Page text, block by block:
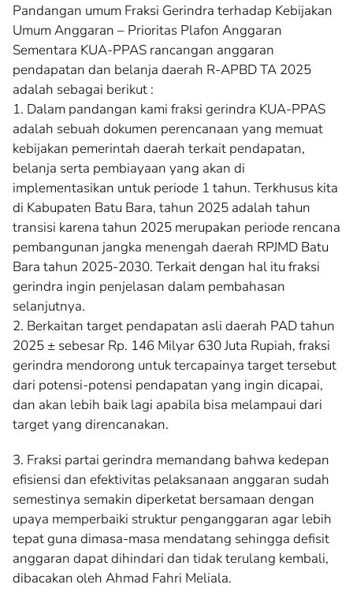
Pandangan umum Fraksi Gerindra terhadap Kebijakan
Umum Anggaran – Prioritas Plafon Anggaran
Sementara KUA-PPAS rancangan anggaran
pendapatan dan belanja daerah R-APBD TA 2025
adalah sebagai berikut :
1. Dalam pandangan kami fraksi gerindra KUA-PPAS
adalah sebuah dokumen perencanaan yang memuat
kebijakan pemerintah daerah terkait pendapatan,
belanja serta pembiayaan yang akan di
implementasikan untuk periode 1 tahun. Terkhusus kita
di Kabupaten Batu Bara, tahun 2025 adalah tahun
transisi karena tahun 2025 merupakan periode rencana
pembangunan jangka menengah daerah RPJMD Batu
Bara tahun 2025-2030. Terkait dengan hal itu fraksi
gerindra ingin penjelasan dalam pembahasan
selanjutnya.
2. Berkaitan target pendapatan asli daerah PAD tahun
2025 ± sebesar Rp. 146 Milyar 630 Juta Rupiah, fraksi
gerindra mendorong untuk tercapainya target tersebut
dari potensi-potensi pendapatan yang ingin dicapai,
dan akan lebih baik lagi apabila bisa melampaui dari
target yang direncanakan.
3. Fraksi partai gerindra memandang bahwa kedepan
efisiensi dan efektivitas pelaksanaan anggaran sudah
semestinya semakin diperketat bersamaan dengan
upaya memperbaiki struktur penganggaran agar lebih
tepat guna dimasa-masa mendatang sehingga defisit
anggaran dapat dihindari dan tidak terulang kembali,
dibacakan oleh Ahmad Fahri Meliala.